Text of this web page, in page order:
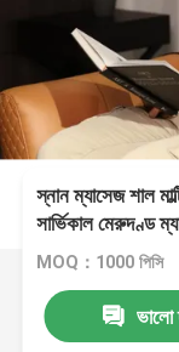
স্নান ম্যাসেজ শাল
সার্ভিকাল মেরুদণ্ড
MOQ：1000 পিসি
ভালো